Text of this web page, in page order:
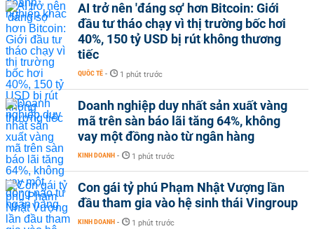
AI trở nên 'đáng sợ' hơn Bitcoin: Giới
đầu tư tháo chạy vì thị trường bốc hơi
40%, 150 tỷ USD bị rút không thương
tiếc
QUỐC TẾ - 1 phút trước
Doanh nghiệp duy nhất sản xuất vàng
mã trên sàn báo lãi tăng 64%, không
vay một đồng nào từ ngân hàng
KINH DOANH - 1 phút trước
Con gái tỷ phú Phạm Nhật Vượng lần
đầu tham gia vào hệ sinh thái Vingroup
KINH DOANH - 1 phút trước